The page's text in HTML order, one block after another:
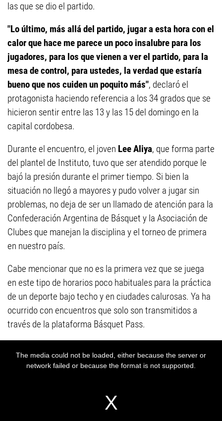
las que se dio el partido.
"Lo último, más allá del partido, jugar a esta hora con el
calor que hace me parece un poco insalubre para los
jugadores, para los que vienen a ver el partido, para la
mesa de control, para ustedes, la verdad que estaría
bueno que nos cuiden un poquito más", declaró el
protagonista haciendo referencia a los 34 grados que se
hicieron sentir entre las 13 y las 15 del domingo en la
capital cordobesa.
Durante el encuentro, el joven Lee Aliya, que forma parte
del plantel de Instituto, tuvo que ser atendido porque le
bajó la presión durante el primer tiempo. Si bien la
situación no llegó a mayores y pudo volver a jugar sin
problemas, no deja de ser un llamado de atención para la
Confederación Argentina de Básquet y la Asociación de
Clubes que manejan la disciplina y el torneo de primera
en nuestro país.
Cabe mencionar que no es la primera vez que se juega
en este tipo de horarios poco habituales para la práctica
de un deporte bajo techo y en ciudades calurosas. Ya ha
ocurrido con encuentros que solo son transmitidos a
través de la plataforma Básquet Pass.